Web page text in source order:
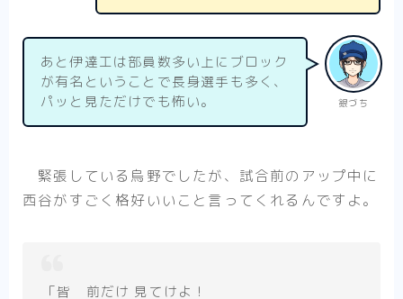
銀づち
あと伊達工は部員数多い上にブロック
が有名ということで長身選手も多く、
パッと見ただけでも怖い。
緊張している烏野でしたが、試合前のアップ中に
西谷がすごく格好いいこと言ってくれるんですよ。
「皆 前だけ 見てけよ！